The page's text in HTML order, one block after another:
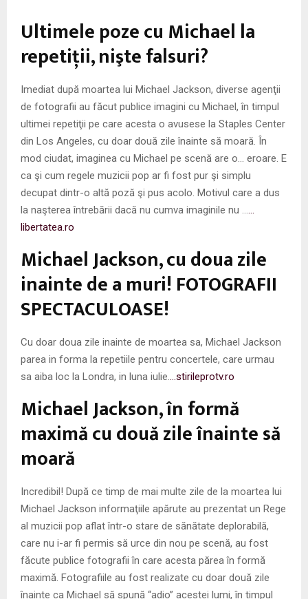
U
Ultimele poze cu Michael la
repetiţii, nişte falsuri?
Imediat după moartea lui Michael Jackson, diverse agenţii
de fotografii au făcut publice imagini cu Michael, în timpul
ultimei repetiţii pe care acesta o avusese la Staples Center
din Los Angeles, cu doar două zile înainte să moară. În
mod ciudat, imaginea cu Michael pe scenă are o… eroare. E
ca şi cum regele muzicii pop ar fi fost pur şi simplu
decupat dintr-o altă poză şi pus acolo. Motivul care a dus
la naşterea întrebării dacă nu cumva imaginile nu …
libertatea.ro
Michael Jackson, cu doua zile
inainte de a muri! FOTOGRAFII
SPECTACULOASE!
Cu doar doua zile inainte de moartea sa, Michael Jackson
parea in forma la repetiile pentru concertele, care urmau
sa aiba loc la Londra, in luna iulie.
…stirileprotv.ro
Michael Jackson, în formă
maximă cu două zile înainte să
moară
Incredibil! După ce timp de mai multe zile de la moartea lui
Michael Jackson informaţiile apărute au prezentat un Rege
al muzicii pop aflat într-o stare de sănătate deplorabilă,
care nu i-ar fi permis să urce din nou pe scenă, au fost
făcute publice fotografii în care acesta părea în formă
maximă. Fotografiile au fost realizate cu doar două zile
înainte ca Michael să spună “adio” acestei lumi, în timpul